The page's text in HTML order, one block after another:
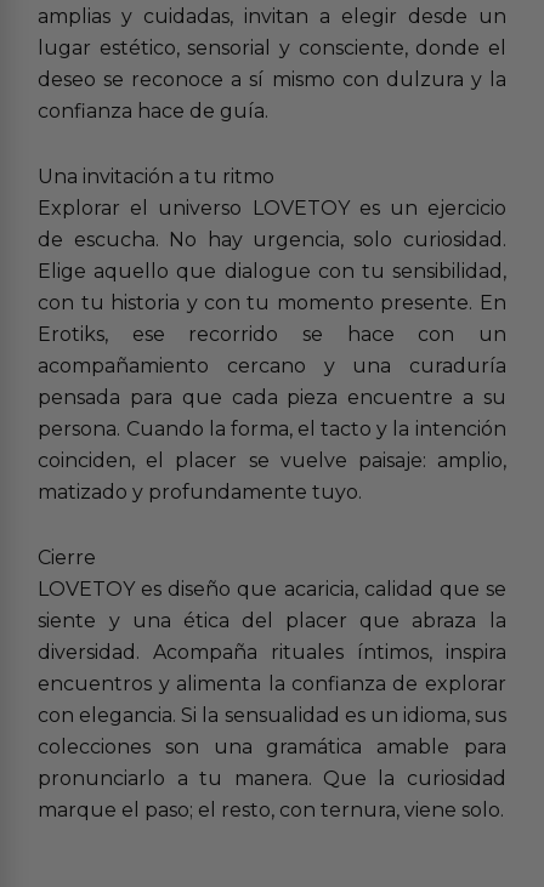
amplias y cuidadas, invitan a elegir desde un
lugar estético, sensorial y consciente, donde el
deseo se reconoce a sí mismo con dulzura y la
confianza hace de guía.
Una invitación a tu ritmo
Explorar el universo LOVETOY es un ejercicio
de escucha. No hay urgencia, solo curiosidad.
Elige aquello que dialogue con tu sensibilidad,
con tu historia y con tu momento presente. En
Erotiks, ese recorrido se hace con un
acompañamiento cercano y una curaduría
pensada para que cada pieza encuentre a su
persona. Cuando la forma, el tacto y la intención
coinciden, el placer se vuelve paisaje: amplio,
matizado y profundamente tuyo.
Cierre
LOVETOY es diseño que acaricia, calidad que se
siente y una ética del placer que abraza la
diversidad. Acompaña rituales íntimos, inspira
encuentros y alimenta la confianza de explorar
con elegancia. Si la sensualidad es un idioma, sus
colecciones son una gramática amable para
pronunciarlo a tu manera. Que la curiosidad
marque el paso; el resto, con ternura, viene solo.